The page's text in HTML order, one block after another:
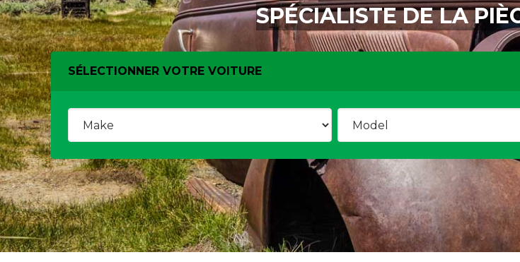
SPÉCIALISTE DE LA
SÉLECTIONNER VOTRE VOITURE